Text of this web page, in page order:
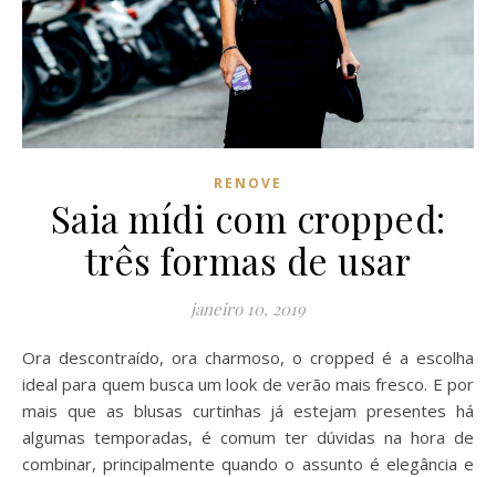
RENOVE
Saia mídi com cropped:
três formas de usar
janeiro 10, 2019
Ora descontraído, ora charmoso, o cropped é a escolha
ideal para quem busca um look de verão mais fresco. E por
mais que as blusas curtinhas já estejam presentes há
algumas temporadas, é comum ter dúvidas na hora de
combinar, principalmente quando o assunto é elegância e